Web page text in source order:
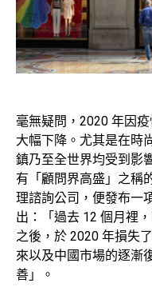
毫無疑問，2020 年因
大幅下降。尤其是在時
鎮乃至全世界均受到影
有「顧問界高盛」之稱
理諮詢公司，便發布一
出：「過去 12 個月裡
之後，於 2020 年損失
來以及中國市場的逐漸
善」。